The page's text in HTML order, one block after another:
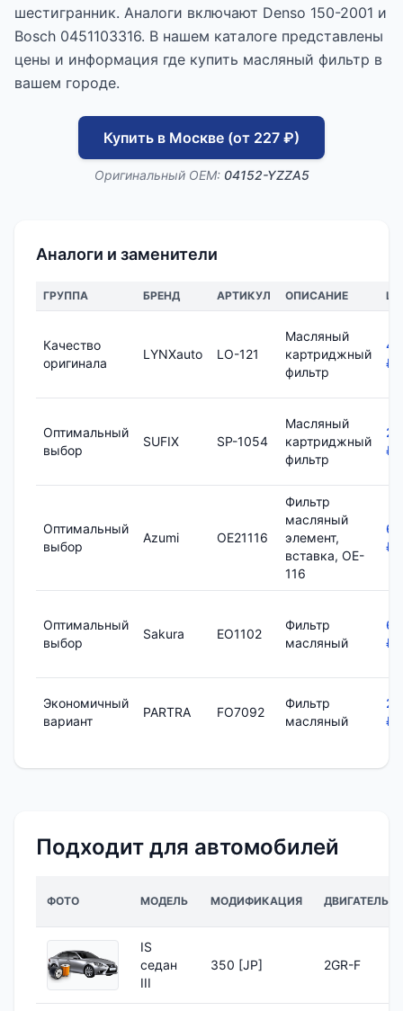
шестигранник. Аналоги включают Denso 150-2001 и
Bosch 0451103316. В нашем каталоге представлены
цены и информация где купить масляный фильтр в
вашем городе.
Купить в Москве (от 227 ₽)
Оригинальный OEM: 04152-YZZA5
Аналоги и заменители
ГРУППА БРЕНД АРТИКУЛ ОПИСАНИЕ
Качество
оригинала
LYNXauto LO-121
Масляный
картриджный
фильтр
₽
Оптимальный
выбор
SUFIX SP-1054
Масляный
картриджный
фильтр
₽
Оптимальный
выбор
Azumi OE21116
Фильтр
масляный
элемент,
вставка, OE-
116
₽
Оптимальный
выбор
Sakura EO1102
Фильтр
масляный
₽
Экономичный
вариант
PARTRA FO7092
Фильтр
масляный
₽
Подходит для автомобилей
ФОТО МОДЕЛЬ МОДИФИКАЦИЯ ДВИГАТЕЛЬ
IS
седан
III
350 [JP] 2GR-F